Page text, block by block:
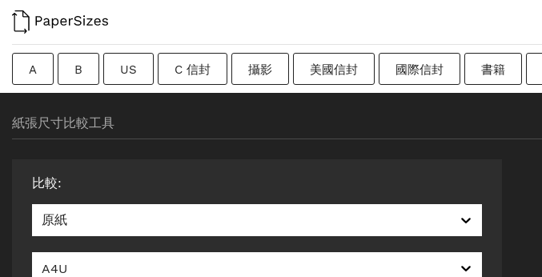
A B US C 信封 攝影 美國信封 國際信封 書籍
紙張尺寸比較工具
比較:
原紙
A4U